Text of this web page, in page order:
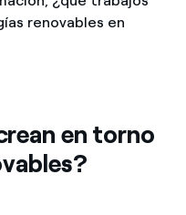
renovables en
en torno